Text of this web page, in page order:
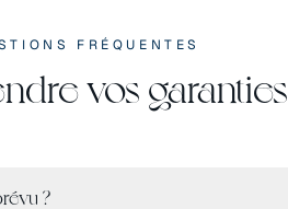
FRÉQUENTES
vos garanties
?